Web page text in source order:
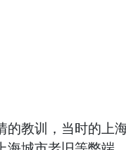
的教训，当时的上